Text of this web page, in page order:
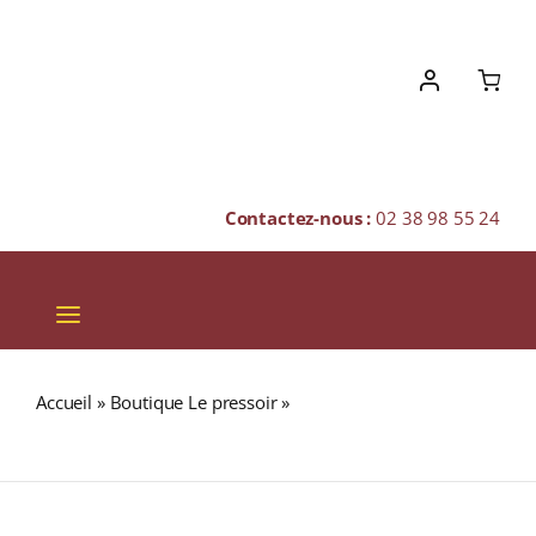
Contactez-nous :02 38 98 55 24
Toggle
Navigation
SPIRITUEUX
Accueil » Boutique Le pressoir»